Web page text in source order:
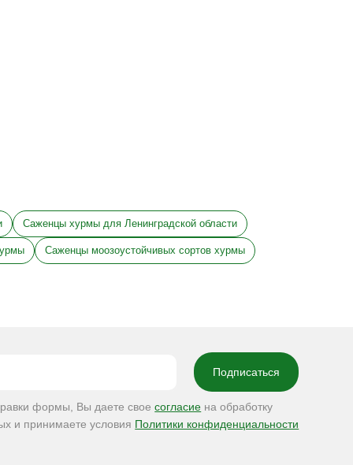
Саженцы хурмы для Ленинградской области
Саженцы моозоустойчивых сортов хурмы
формы, Вы даете своесогласие на обработку
и принимаете условия Политики конфиденциальности